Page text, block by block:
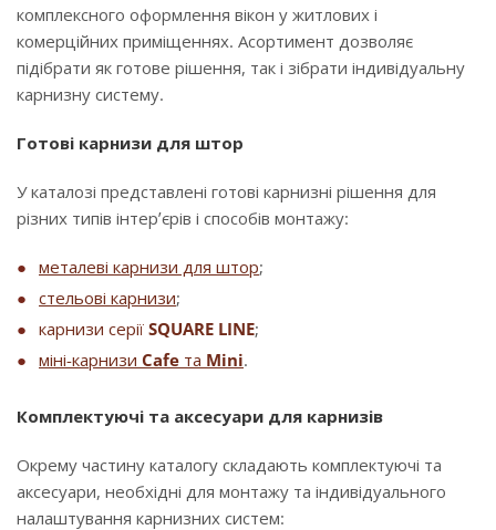
комплексного оформлення вікон у житлових і
комерційних приміщеннях. Асортимент дозволяє
підібрати як готове рішення, так і зібрати індивідуальну
карнизну систему.
Готові карнизи для штор
У каталозі представлені готові карнизні рішення для
різних типів інтер’єрів і способів монтажу:
металеві карнизи для штор;
стельові карнизи;
карнизи серії SQUARE LINE;
міні-карнизи Cafe та Mini.
Комплектуючі та аксесуари для карнизів
Окрему частину каталогу складають комплектуючі та
аксесуари, необхідні для монтажу та індивідуального
налаштування карнизних систем: